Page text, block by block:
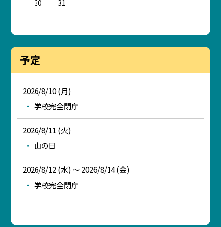
30
31
予定
2026/8/10 (月)
学校完全閉庁
2026/8/11 (火)
山の日
2026/8/12 (水) ～ 2026/8/14 (金)
学校完全閉庁